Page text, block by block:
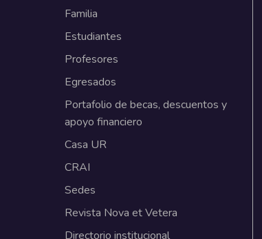
Familia
Estudiantes
Profesores
Egresados
Portafolio de becas, descuentos y
apoyo financiero
Casa UR
CRAI
Sedes
Revista Nova et Vetera
Directorio institucional